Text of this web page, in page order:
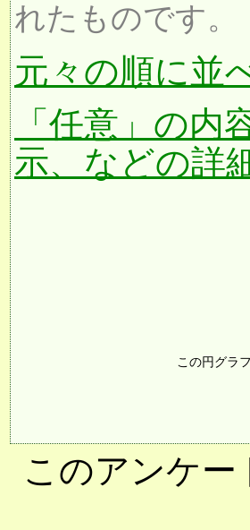
れたものです。
元々の順に並
「任意」の
示、などの詳
この円グラ
このアンケー